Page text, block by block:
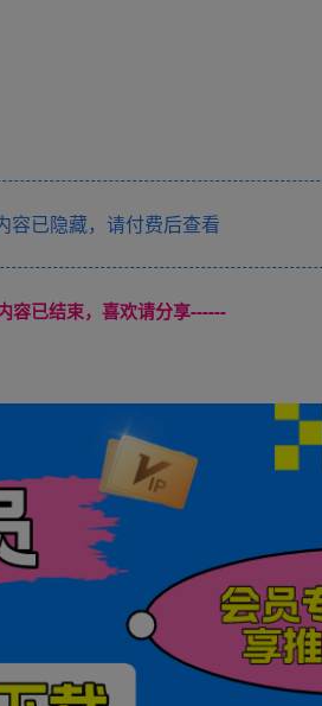
容已隐藏，请付费后查看
容已结束，喜欢请分享------